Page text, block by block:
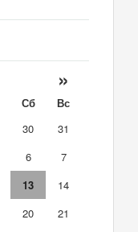
»
Сб
Вс
30
31
6
7
13
14
20
21